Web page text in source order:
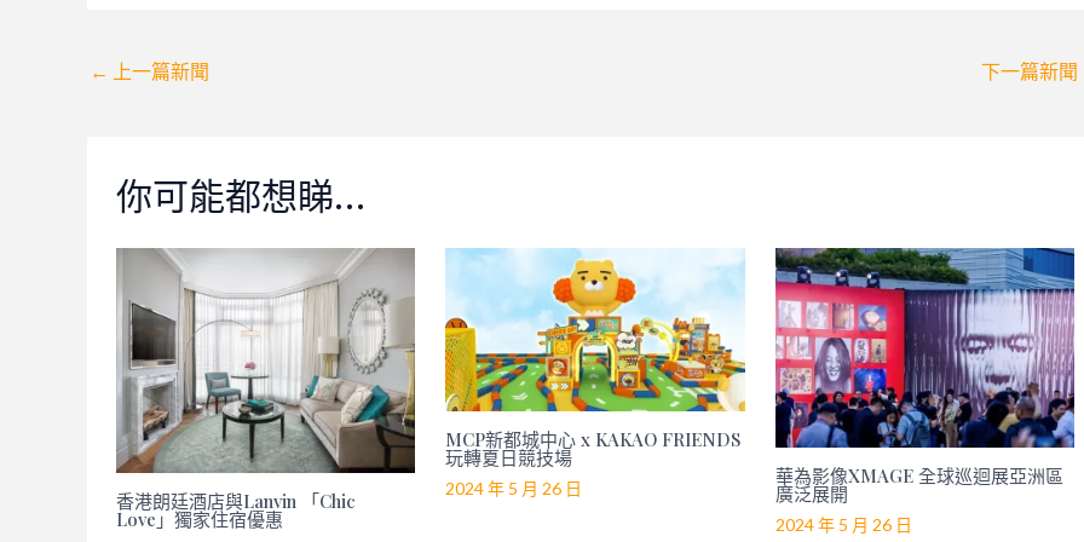
Post
← 上一篇新聞 下一篇新聞
你可能都想睇…
香港朗廷酒店與Lanvin 「Chic
Love」獨家住宿優惠
MCP新都城中心 x KAKAO FRIENDS
玩轉夏日競技場
2024 年 5 月 26 日
華為影像XMAGE 全球巡迴展亞洲區
廣泛展開
2024 年 5 月 26 日